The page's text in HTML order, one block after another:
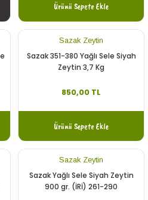
Ürünü Sepete Ekle
Sazak Zeytin
Sazak 351-380 Yağlı Sele Siyah
Zeytin 3,7 Kg
850,00 TL
Ürünü Sepete Ekle
Sazak Zeytin
Sazak Yağlı Sele Siyah Zeytin
900 gr. (İRİ) 261-290